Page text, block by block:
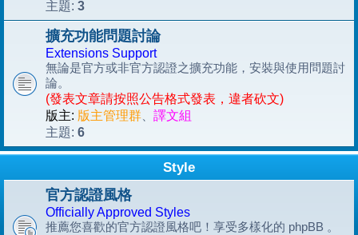
主題: 3
擴充功能問題討論
Extensions Support
無論是官方或非官方認證之擴充功能，安裝與使用問題討
論。
(發表文章請按照公告格式發表，違者砍文)
版主: 版主管理群
譯文組
主題: 6
Style
官方認證風格
Officially Approved Styles
推薦您喜歡的官方認證風格吧！享受多樣化的 phpBB 。